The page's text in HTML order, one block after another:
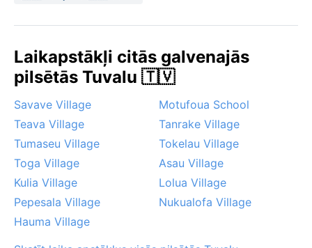
tropu ciklonu risks ir zemāks. Tomēr jāatceras, ka
novembra līdz aprīlim var uznākt stipras vētras un
plūdi. Tā kā salas paceļas tikai dažus metrus virs jūras
jūras līmeņa celšanās ir ikdienas realitāte. Funafuti ir
vieta, kur laikapstākļi nav tikai atskaite – tie veido
dzīvesveidu.
Laikapstākļi citās galvenajās
pilsētās Tuvalu 🇹🇻
Savave Village
Motufoua School
Teava Village
Tanrake Village
Tumaseu Village
Tokelau Village
Toga Village
Asau Village
Kulia Village
Lolua Village
Pepesala Village
Nukualofa Village
Hauma Village